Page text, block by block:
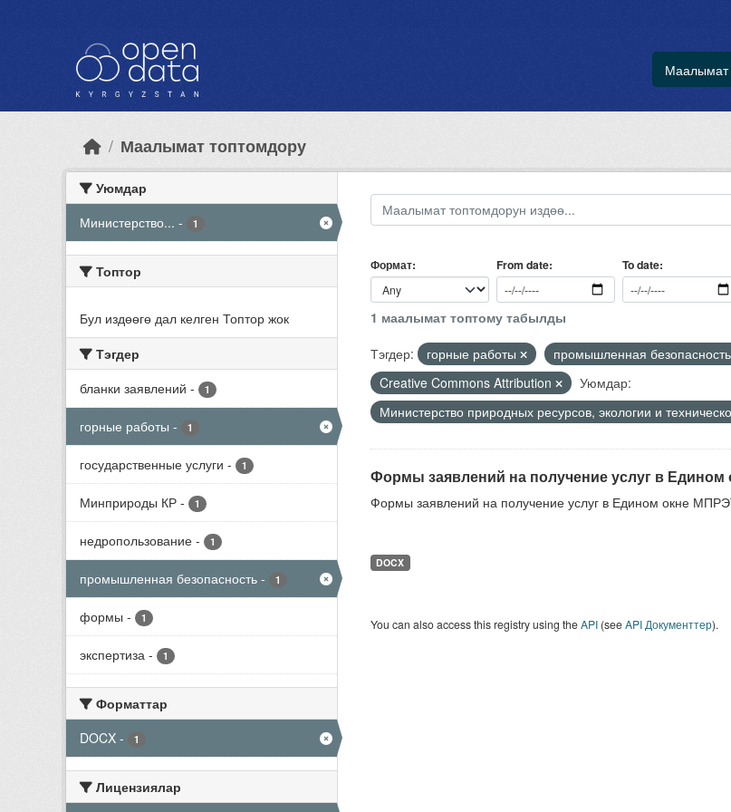
Маалымат
Маалымат топтомдору
Уюмдар
Министерство... - 1
Топтор
Бул издөөгө дал келген Топтор жок
Тэгдер
бланки заявлений - 1
горные работы - 1
государственные услуги - 1
Минприроды КР - 1
недропользование - 1
промышленная безопасность - 1
формы - 1
экспертиза - 1
Форматтар
DOCX - 1
Лицензиялар
Формат From date To date
1 маалымат топтому табылды
Тэгдер:
горные работы промышленная безопасность
Creative Commons Attribution
Уюмдар:
Министерство природных ресурсов, экологии и
Формы заявлений на получение услуг в
Формы заявлений на получение услуг в Едином окне
DOCX
You can also access this registry using theAPI(seeAPI Документтер).